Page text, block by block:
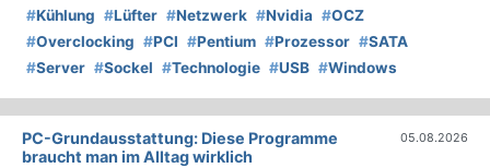
#Kühlung #Lüfter #Netzwerk #Nvidia #OCZ
#Overclocking #PCI #Pentium #Prozessor #SATA
#Server #Sockel #Technologie #USB #Windows
PC-Grundausstattung: Diese Programme
braucht man im Alltag wirklich
05.08.2026